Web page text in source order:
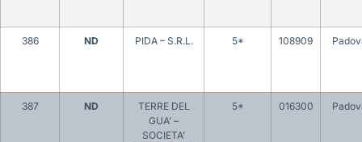
386 ND PIDA – S.R.L. 5* 108909
387 ND
TERRE DEL
GUA’ –
SOCIETA’
5* 016300